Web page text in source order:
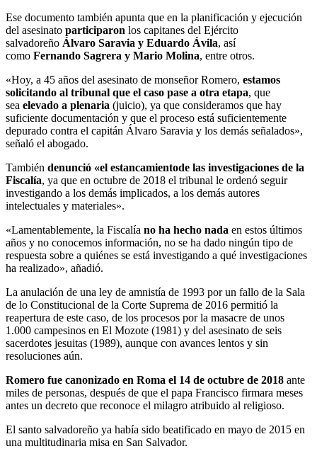
Ese documento también apunta que en la planificación y ejecución
del asesinato participaron los capitanes del Ejército
salvadoreño Álvaro Saravia y Eduardo Ávila, así
como Fernando Sagrera y Mario Molina, entre otros.
«Hoy, a 45 años del asesinato de monseñor Romero, estamos
solicitando al tribunal que el caso pase a otra etapa, que
sea elevado a plenaria (juicio), ya que consideramos que hay
suficiente documentación y que el proceso está suficientemente
depurado contra el capitán Álvaro Saravia y los demás señalados»,
señaló el abogado.
También denunció «el estancamientode las investigaciones de la
Fiscalía, ya que en octubre de 2018 el tribunal le ordenó seguir
investigando a los demás implicados, a los demás autores
intelectuales y materiales».
«Lamentablemente, la Fiscalía no ha hecho nada en estos últimos
años y no conocemos información, no se ha dado ningún tipo de
respuesta sobre a quiénes se está investigando a qué investigaciones
ha realizado», añadió.
La anulación de una ley de amnistía de 1993 por un fallo de la Sala
de lo Constitucional de la Corte Suprema de 2016 permitió la
reapertura de este caso, de los procesos por la masacre de unos
1.000 campesinos en El Mozote (1981) y del asesinato de seis
sacerdotes jesuitas (1989), aunque con avances lentos y sin
resoluciones aún.
Romero fue canonizado en Roma el 14 de octubre de 2018 ante
miles de personas, después de que el papa Francisco firmara meses
antes un decreto que reconoce el milagro atribuido al religioso.
El santo salvadoreño ya había sido beatificado en mayo de 2015 en
una multitudinaria misa en San Salvador.